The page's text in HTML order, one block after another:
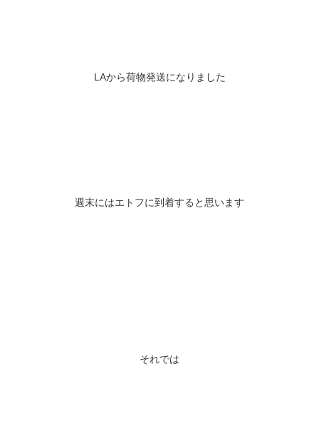
LAから荷物発送になりました
週末にはエトフに到着すると思います
それでは